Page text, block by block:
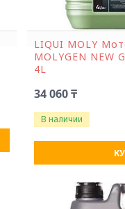
LIQUI MOLY
MOLYGEN NEW
4L
34 060 ₸
В наличии